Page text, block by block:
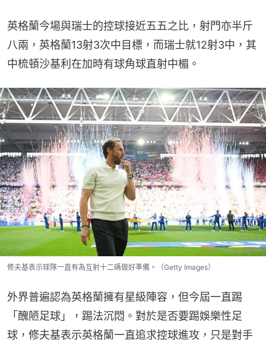
英格蘭今場與瑞士的控球接近五五之比，射門亦半斤
八兩，英格蘭13射3次中目標，而瑞士就12射3中，其
中梳頓沙基利在加時有球角球直射中楣。
修夫基表示球隊一直有為互射十二碼做好準備。（Getty Images）
外界普遍認為英格蘭擁有星級陣容，但今屆一直踢
「醜陋足球」，踢法沉悶。對於是否要踢娛樂性足
球，修夫基表示英格蘭一直追求控球進攻，只是對手